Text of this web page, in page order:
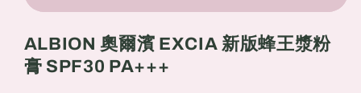
2025
新
2025
新
ALBION 奧爾濱 EXCIA 新版蜂王漿粉
膏 SPF30 PA+++